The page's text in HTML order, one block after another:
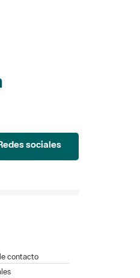
sociales
contacto